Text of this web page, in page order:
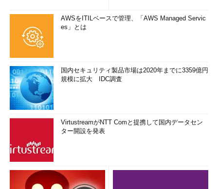
AWSをITILベースで管理、「AWS Managed Servic
es」とは
国内セキュリティ製品市場は2020年までに3359億円
規模に拡大 IDC調査
VirtustreamがNTT Comと提携して国内データセン
ター開設を発表